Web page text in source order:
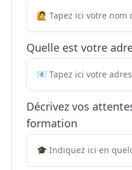
Quelle est votre
Décrivez vos
formation